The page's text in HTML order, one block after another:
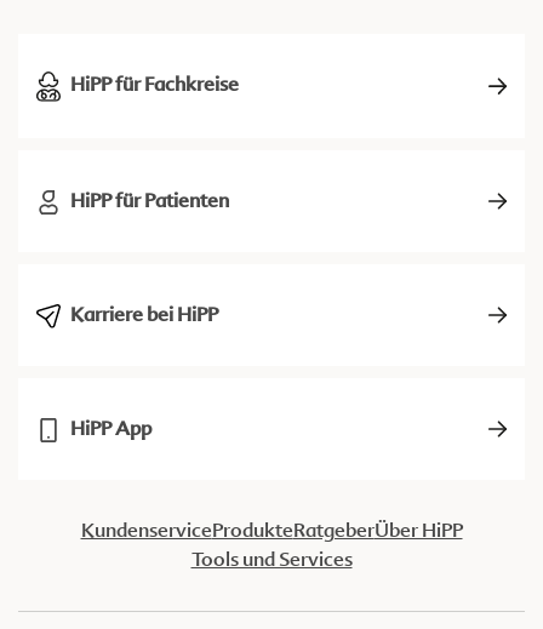
HiPP für Fachkreise
HiPP für Patienten
Karriere bei HiPP
HiPP App
KundenserviceProdukteRatgeberÜber HiPP
Tools und Services